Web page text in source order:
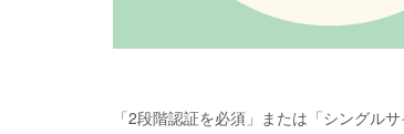
「2段階認証を必須」または「シングル